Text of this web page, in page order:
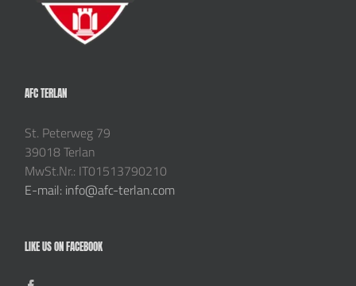
AFC TERLAN
St. Peterweg 79
39018 Terlan
MwSt.Nr.: IT01513790210
E-mail: info@afc-terlan.com
LIKE US ON FACEBOOK